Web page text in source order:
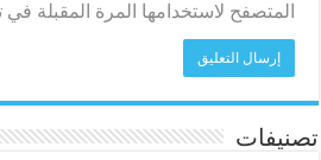
المتصفح لاستخدامها المرة المقبلة في
تصنيفات